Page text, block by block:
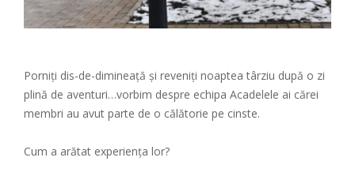
Porniți dis-de-dimineață și reveniți noaptea târziu după o zi
plină de aventuri…vorbim despre echipa Acadelele ai cărei
membri au avut parte de o călătorie pe cinste.
Cum a arătat experiența lor?